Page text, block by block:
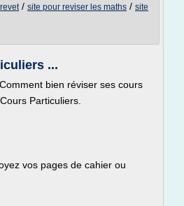
/ site pour reviser les maths / site
...
bien réviser ses cours
Particuliers.
vos pages de cahier ou